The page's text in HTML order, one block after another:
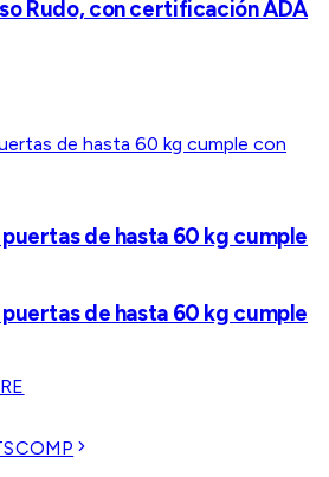
Rudo, con certificación ADA
de hasta 60 kg cumple
de hasta 60 kg cumple